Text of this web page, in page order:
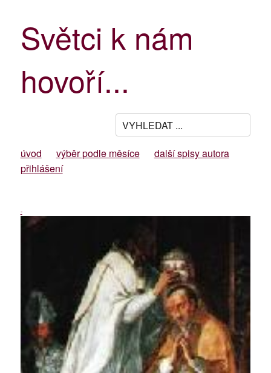
Světci k nám
hovoří...
úvod výběr podle měsíce
další spisy autora
přihlášení
-